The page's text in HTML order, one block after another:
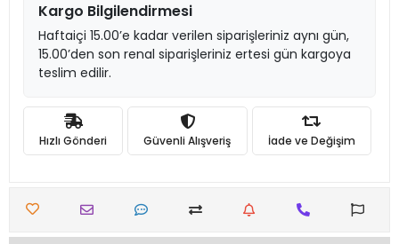
Kargo Bilgilendirmesi
Haftaiçi 15.00’e kadar verilen siparişleriniz aynı gün,
15.00’den son renal siparişleriniz ertesi gün kargoya
teslim edilir.
Hızlı Gönderi Güvenli Alışveriş İade ve Değişim